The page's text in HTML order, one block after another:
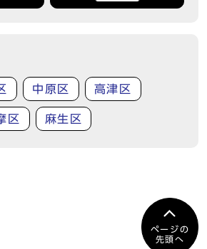
中原区 高津区
区 麻生区
ページの
先頭へ